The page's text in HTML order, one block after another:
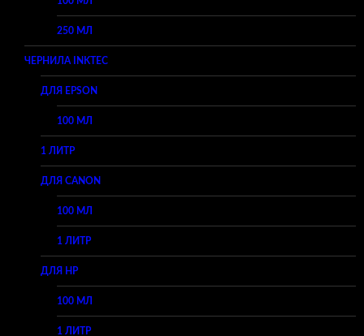
250 МЛ
ЧЕРНИЛА INKTEC
ДЛЯ EPSON
100 МЛ
1 ЛИТР
ДЛЯ CANON
100 МЛ
1 ЛИТР
ДЛЯ HP
100 МЛ
1 ЛИТР